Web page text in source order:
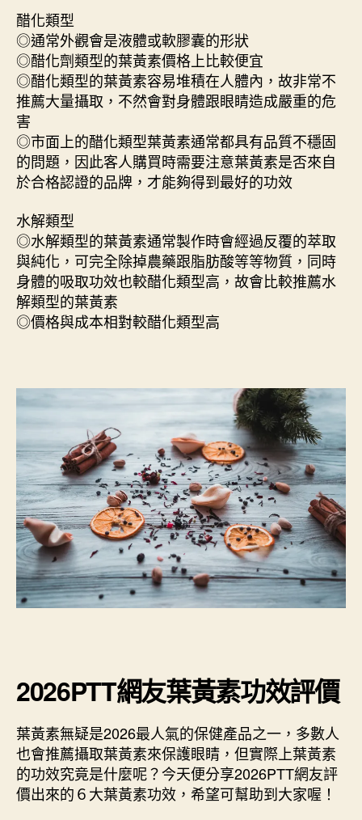
醋化類型
◎通常外觀會是液體或軟膠囊的形狀
◎醋化劑類型的葉黃素價格上比較便宜
◎醋化類型的葉黃素容易堆積在人體內，故非常不
推薦大量攝取，不然會對身體跟眼睛造成嚴重的危
害
◎市面上的醋化類型葉黃素通常都具有品質不穩固
的問題，因此客人購買時需要注意葉黃素是否來自
於合格認證的品牌，才能夠得到最好的功效
水解類型
◎水解類型的葉黃素通常製作時會經過反覆的萃取
與純化，可完全除掉農藥跟脂肪酸等等物質，同時
身體的吸取功效也較醋化類型高，故會比較推薦水
解類型的葉黃素
◎價格與成本相對較醋化類型高
2026PTT網友葉黃素功效評價
葉黃素無疑是2026最人氣的保健產品之一，多數人
也會推薦攝取葉黃素來保護眼睛，但實際上葉黃素
的功效究竟是什麼呢？今天便分享2026PTT網友評
價出來的６大葉黃素功效，希望可幫助到大家喔！